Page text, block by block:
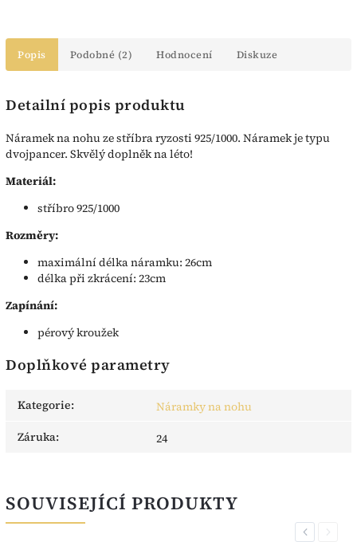
Popis Podobné (2) Hodnocení Diskuze
Detailní popis produktu
Náramek na nohu ze stříbra ryzosti 925/1000. Náramek je typu
dvojpancer. Skvělý doplněk na léto!
Materiál:
stříbro 925/1000
Rozměry:
maximální délka náramku: 26cm
délka při zkrácení: 23cm
Zapínání:
pérový kroužek
Doplňkové parametry
Kategorie:
Náramky na nohu
Záruka: 24
SOUVISEJÍCÍ PRODUKTY
PreviousNext